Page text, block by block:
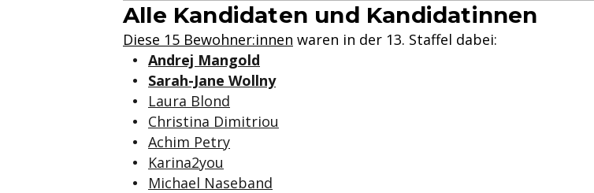
Alle Kandidaten und Kandidatinnen
Diese 15 Bewohner:innen waren in der 13. Staffel dabei:
Andrej Mangold
Sarah-Jane Wollny
Laura Blond
Christina Dimitriou
Achim Petry
Karina2you
Michael Naseband